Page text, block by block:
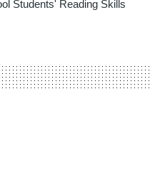
Students' Reading Skills